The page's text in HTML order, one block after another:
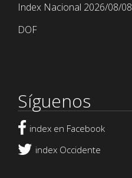
Index Nacional 2026/08/08
DOF
Síguenos
index en Facebook
index Occidente